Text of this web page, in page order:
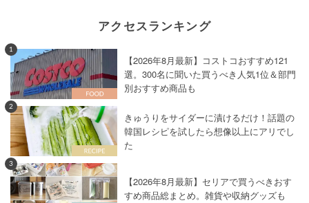
アクセスランキング
1
【2026年8月最新】コストコおすすめ121
選。300名に聞いた買うべき人気1位＆部門
別おすすめ商品も
2
きゅうりをサイダーに漬けるだけ！話題の
韓国レシピを試したら想像以上にアリでし
た
3
【2026年8月最新】セリアで買うべきおす
すめ商品総まとめ。雑貨や収納グッズも